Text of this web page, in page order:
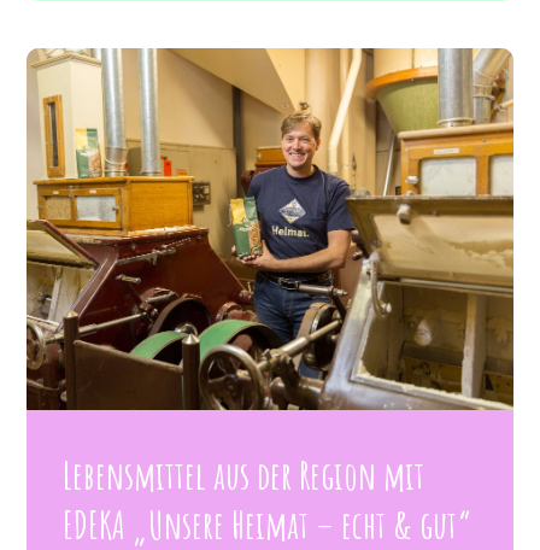
Lebensmittel aus der Region mit
EDEKA „Unsere Heimat – echt & gut“